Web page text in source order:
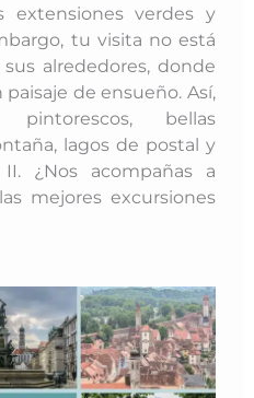
extensiones verdes y
tu visita no está
alrededores, donde
de ensueño. Así,
pintorescos, bellas
lagos de postal y
¿Nos acompañas a
mejores excursiones